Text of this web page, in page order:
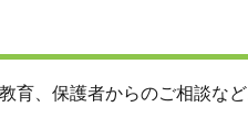
、保護者からのご相談など